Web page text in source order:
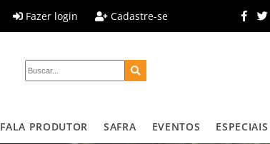
Fazer login Cadastre-se
FALA PRODUTOR SAFRA EVENTOS ESPECIAIS